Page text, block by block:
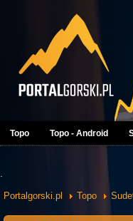
Topo Topo - Android
Portalgorski.pl Topo